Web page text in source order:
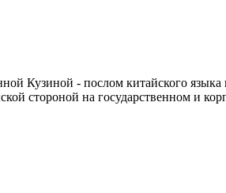
Кузиной - послом китайского
стороной на государственном и